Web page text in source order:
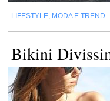
LIFESTYLE, MODA E TREND
Bikini